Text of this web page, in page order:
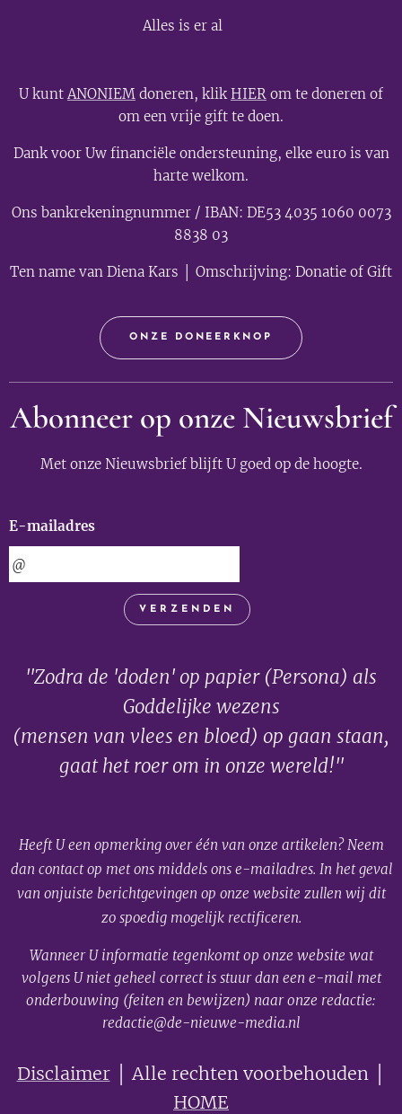
Alles is er al
U kuntANONIEM doneren, klikHIER om te doneren of
om een vrije gift te doen.
Dank voor Uw financiële ondersteuning, elke euro is van
harte welkom.
Ons bankrekeningnummer / IBAN: DE53 4035 1060 0073
8838 03
Ten name van Diena Kars │ Omschrijving: Donatie of Gift
ONZE DONEERKNOP
Abonneer op onze Nieuwsbrief
Met onze Nieuwsbrief blijft U goed op de hoogte.
E-mailadres
VERZENDEN
"Zodra de 'doden' op papier (Persona) als
Goddelijke wezens
(mensen van vlees en bloed) op gaan staan,
gaat het roer om in onze wereld!"
Heeft U een opmerking over één van onze artikelen? Neem
dan contact op met ons middels ons e-mailadres. In het geval
van onjuiste berichtgevingen op onze website zullen wij dit
zo spoedig mogelijk rectificeren.
Wanneer U informatie tegenkomt op onze website wat
volgens U niet geheel correct is stuur dan een e-mail met
onderbouwing (feiten en bewijzen) naar onze redactie:
redactie@de-nieuwe-media.nl
Disclaimer│ Alle rechten voorbehouden │
HOME